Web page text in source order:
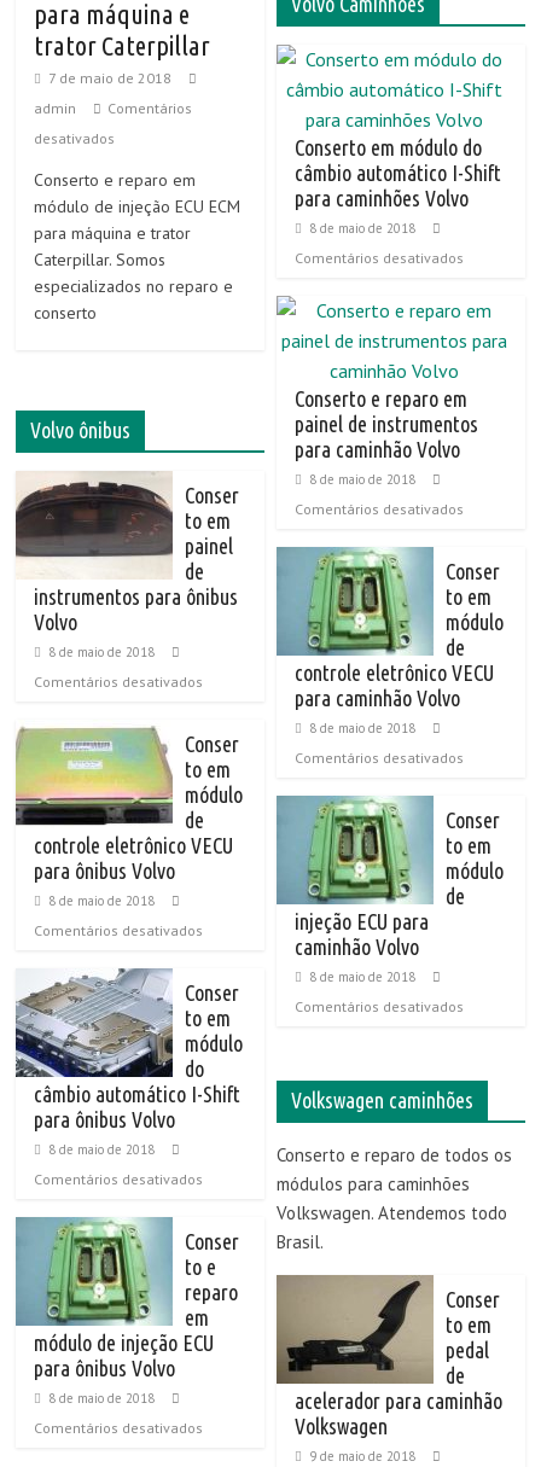
para máquina e
trator Caterpillar
7 de maio de 2018
admin
Comentários
desativados
Conserto e reparo em
módulo de injeção ECU ECM
para máquina e trator
Caterpillar. Somos
especializados no reparo e
conserto
Volvo ônibus
Conser
to em
painel
de
instrumentos para ônibus
Volvo
8 de maio de 2018
Comentários desativados
Conser
to em
módulo
de
controle eletrônico VECU
para ônibus Volvo
8 de maio de 2018
Comentários desativados
Conser
to em
módulo
do
câmbio automático I-Shift
para ônibus Volvo
8 de maio de 2018
Comentários desativados
Conser
to e
reparo
em
módulo de injeção ECU
para ônibus Volvo
8 de maio de 2018
Comentários desativados
Conserto em módulo do
câmbio automático I-Shift
para caminhões Volvo
8 de maio de 2018
Comentários desativados
Conserto e reparo em
painel de instrumentos
para caminhão Volvo
8 de maio de 2018
Comentários desativados
Conser
to em
módulo
de
controle eletrônico VECU
para caminhão Volvo
8 de maio de 2018
Comentários desativados
Conser
to em
módulo
de
injeção ECU para
caminhão Volvo
8 de maio de 2018
Comentários desativados
Volkswagen caminhões
Conserto e reparo de todos os
módulos para caminhões
Volkswagen. Atendemos todo
Brasil.
Conser
to em
pedal
de
acelerador para caminhão
Volkswagen
9 de maio de 2018